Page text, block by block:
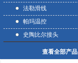
法勒滑线
帕玛温控
史陶比尔接头
查看全部产品